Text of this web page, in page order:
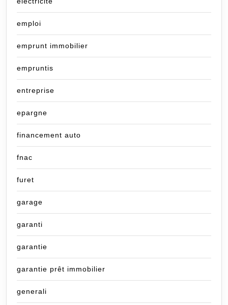
emploi
emprunt immobilier
empruntis
entreprise
epargne
financement auto
fnac
furet
garage
garanti
garantie
garantie prêt immobilier
generali